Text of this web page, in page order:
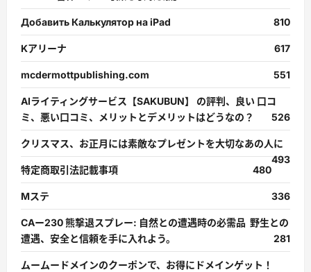
Добавить Калькулятор на iPad 810
Kアリーナ 617
mcdermottpublishing.com 551
AIライティングサービス【SAKUBUN】 の評判、良い 口コ
ミ、悪い口コミ、メリットとデメリットはどうなの？
526
クリスマス、お正月には素敵なプレゼントを大切なあの人に
493
特定商取引法記載事項
480
Mステ 336
CAー230 熊撃退スプレー: 自然との遭遇時の必需品 野生との
遭遇、安全と信頼を手に入れよう。
281
ムームードメインのクーポンで、お得にドメインゲット！